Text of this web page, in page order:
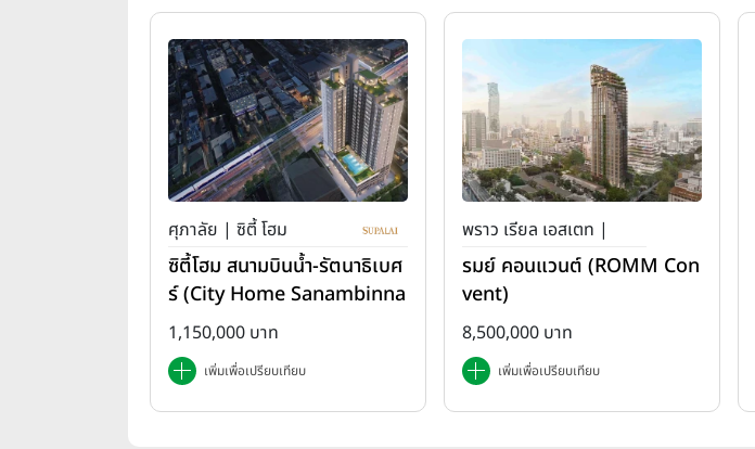
ศุภาลัย | ซิตี้ โฮม
ซิตี้โฮม สนามบินน้ำ-รัตนาธิเบศ
ร์ (City Home Sanambinna
m-Rattanathibet)
1,150,000 บาท
เพิ่มเพื่อเปรียบเทียบ
พราว เรียล เอสเตท |
รมย์ คอนแวนต์ (ROMM Con
vent)
8,500,000 บาท
เพิ่มเพื่อเปรียบเทียบ